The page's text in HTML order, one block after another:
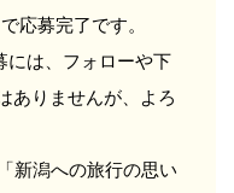
応募完了です。
には、フォローや下
ありませんが、よろ
新潟への旅行の思い